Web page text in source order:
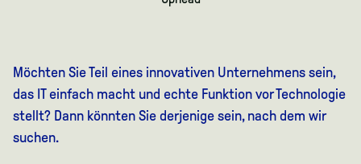
Möchten Sie Teil eines innovativen Unternehmens sein,
das IT einfach macht und echte Funktion vor Technologie
stellt? Dann könnten Sie derjenige sein, nach dem wir
suchen.